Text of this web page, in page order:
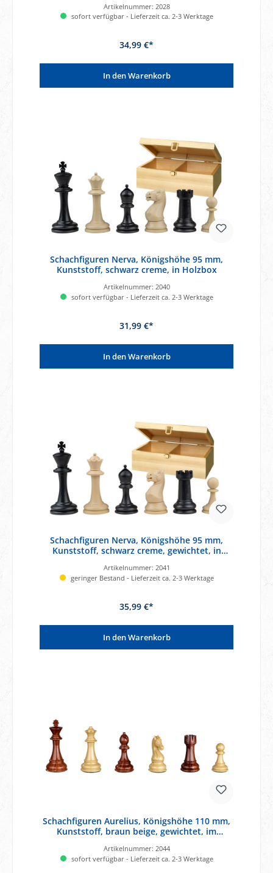
Artikelnummer: 2028
sofort verfügbar - Lieferzeit ca. 2-3 Werktage
34,99 €*
In den Warenkorb
Schachfiguren Nerva, Königshöhe 95 mm,
Kunststoff, schwarz creme, in Holzbox
Artikelnummer: 2040
sofort verfügbar - Lieferzeit ca. 2-3 Werktage
31,99 €*
In den Warenkorb
Schachfiguren Nerva, Königshöhe 95 mm,
Kunststoff, schwarz creme, gewichtet, in
Artikelnummer: 2041
geringer Bestand - Lieferzeit ca. 2-3 Werktage
35,99 €*
In den Warenkorb
Schachfiguren Aurelius, Königshöhe 110 mm,
Kunststoff, braun beige, gewichtet, im
Artikelnummer: 2044
sofort verfügbar - Lieferzeit ca. 2-3 Werktage